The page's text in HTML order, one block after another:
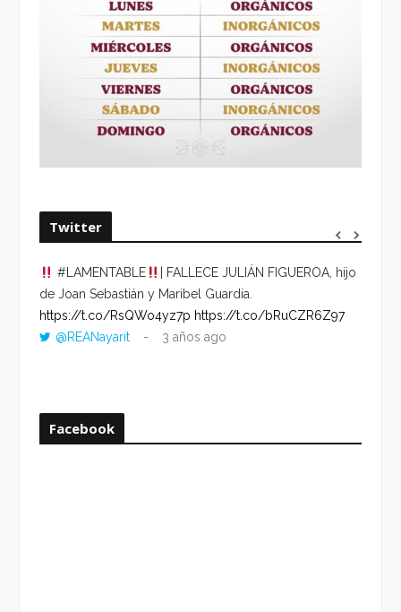
Twitter
#LAMENTABLE
| FALLECE JULIÁN FIGUEROA, hijo
de Joan Sebastián y Maribel Guardia.
https://t.co/RsQWo4yz7p https://t.co/bRuCZR6Z97
@REANayarit
3 años ago
Facebook